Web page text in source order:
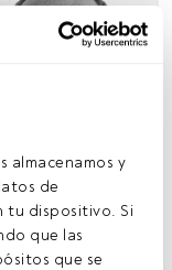
almacenamos y
de
tu dispositivo. Si
que las
que se